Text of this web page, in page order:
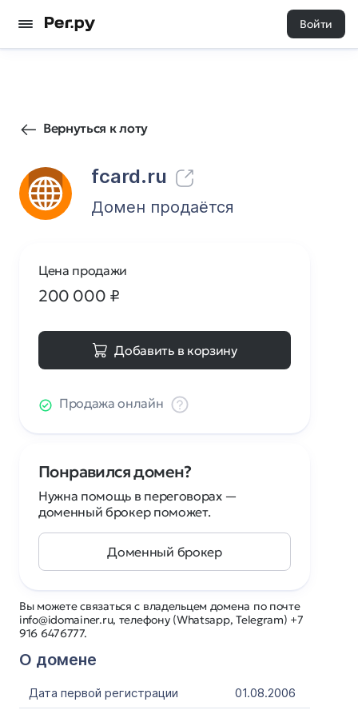
Войти
Вернуться к лоту
fcard.ru
360 0
Домен продаётся
Вы можете связаться с владельцем домена по почте
info@idomainer.ru, телефону (Whatsapp, Telegram) +7
916 6476777.
О домене
Дата первой регистрации
01.08.2006
Цена продажи
200 000 ₽
Добавить в корзину
Продажа онлайн
Понравился домен?
Нужна помощь в переговорах —
доменный брокер поможет.
Доменный брокер